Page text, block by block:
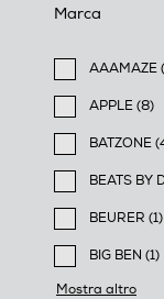
Marca
AAAMAZE
Filtra per
APPLE (8)
Filtra per
BATZONE
Filtra per
BEATS BY
Filtra per
BEURER (1)
Filtra per
BIG BEN (1)
Filtra per
Mostra altro